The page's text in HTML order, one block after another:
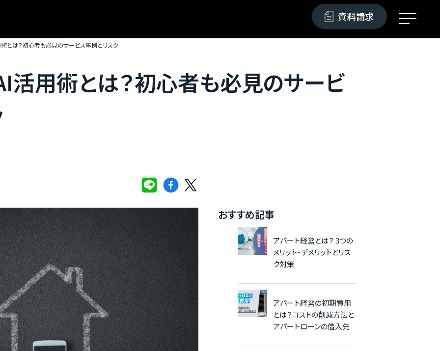
資料請求
とは？初心者も必見のサービス事例とリスク
活用術とは？初心者も必見のサービ
おすすめ記事
アパート経営とは？ 3つの
メリット・デメリットとリス
ク対策
アパート経営の初期費用
とは？コストの削減方法と
アパートローンの借入先